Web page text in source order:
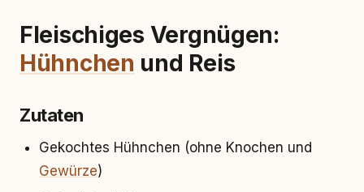
Fleischiges Vergnügen:
Hühnchen und Reis
Zutaten
Gekochtes Hühnchen (ohne Knochen und
Gewürze)